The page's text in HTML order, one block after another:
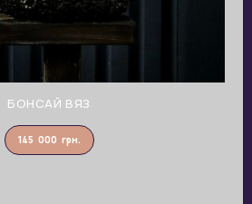
БОНСАЙ ВЯЗ
145 000 грн.